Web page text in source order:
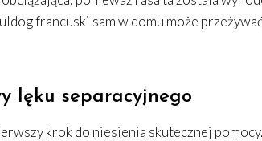
francuski sam w domu może
lęku separacyjnego
krok do niesienia skutecznej